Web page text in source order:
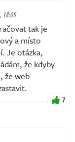
18:05
tak je
a místo
Je otázka,
že kdyby
že web
7